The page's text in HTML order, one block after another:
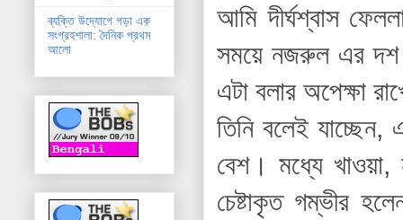
আমি দীর্ঘশ্বাস
সময়ে নজরুল এর দশ
এটা বলার অপেক্ষা
তিনি বলেই
বেশ। মধ্যে খাওয়া,
চেষ্টাকৃত গম্ভীর
ব্যক্তি উদ্যোগে গড়া এক
সংগ্রহশালা: দৈনিক প্রথম
আলো